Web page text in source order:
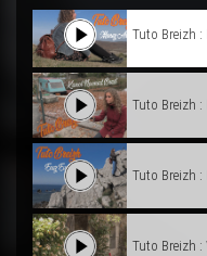
Tuto Breizh :
Tuto Breizh :
Tuto Breizh :
Tuto Breizh